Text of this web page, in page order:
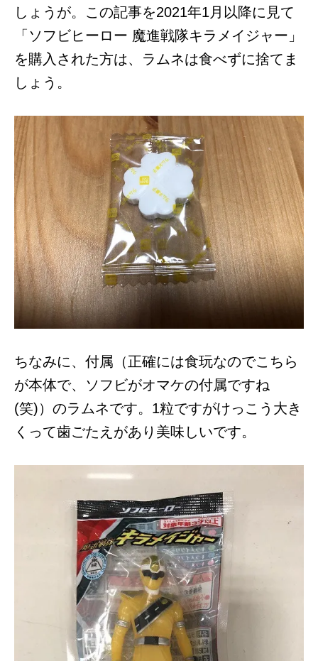
しょうが。この記事を2021年1月以降に見て
「ソフビヒーロー 魔進戦隊キラメイジャー」
を購入された方は、ラムネは食べずに捨てま
しょう。
ちなみに、付属（正確には食玩なのでこちら
が本体で、ソフビがオマケの付属ですね
(笑)）のラムネです。1粒ですがけっこう大き
くって歯ごたえがあり美味しいです。